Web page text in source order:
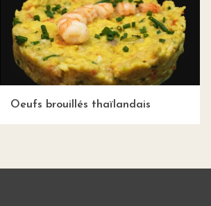
Oeufs brouillés thaïlandais